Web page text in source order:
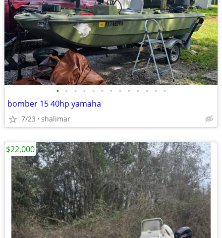
• • • • • • • • • • • • •
bomber 15 40hp yamaha
7/23 shalimar
$22,000